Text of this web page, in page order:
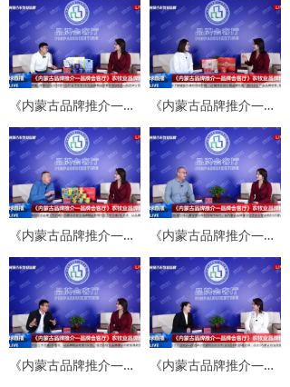
《内蒙古品牌推介——品牌会客厅》专访内蒙古李牛牛食品科技有限公司总监韩志 《内蒙古品牌推介——品牌会客厅》专访三胖蛋（内蒙古）食品科技集团有限公司内蒙营销总监刘超
《内蒙古品牌推介——品牌会客厅》专访内蒙古葵先生食品有限公司董事长聂长命 《内蒙古品牌推介——品牌会客厅》专访巴彦淖尔市农畜产品质量安全中心主任张兵
《内蒙古品牌推介——品牌会客厅》专访巴彦淖尔市农牧局党组成员、副局长韩开明 《内蒙古品牌推介——品牌会客厅》专访内蒙古鑫雨种业有限公司总经理王淑娟